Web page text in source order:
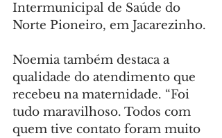
Intermunicipal de Saúde do
Norte Pioneiro, em Jacarezinho.
Noemia também destaca a
qualidade do atendimento que
recebeu na maternidade. “Foi
tudo maravilhoso. Todos com
quem tive contato foram muito